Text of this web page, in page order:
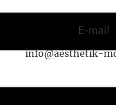
E-mail
info@aesthetik-